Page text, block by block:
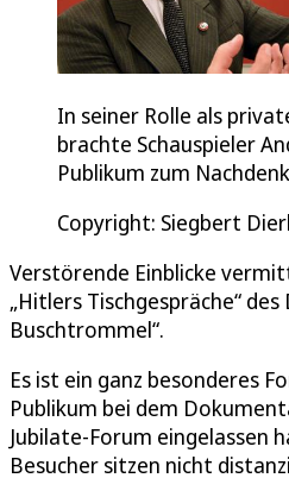
In seiner Rolle als
brachte Schauspieler
Publikum zum
Copyright: Siegbert
Verstörende Einblicke
„Hitlers Tischgespräche“ des
Buschtrommel“.
Es ist ein ganz besonderes
Publikum bei dem
Jubilate-Forum eingelassen
Besucher sitzen nicht